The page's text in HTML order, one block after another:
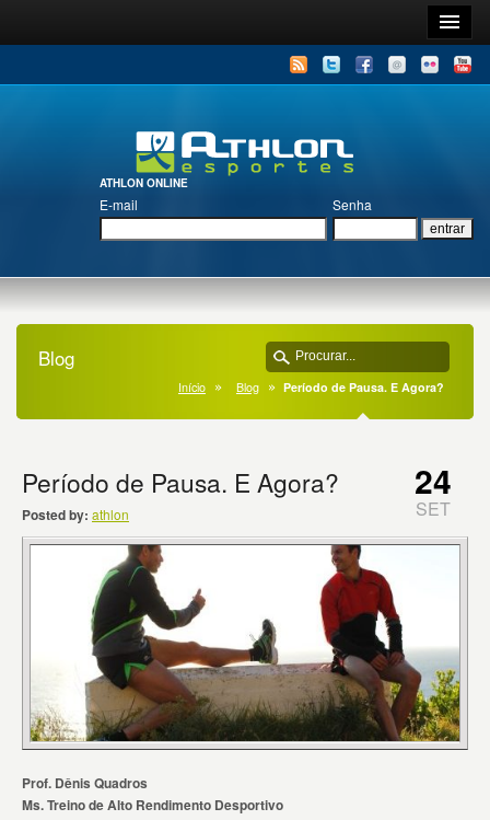
ATHLON ONLINE
E-mail Senha
Blog
Início Blog Período de Pausa. E Agora?
Período de Pausa. E Agora?
Posted by: athlon
Prof. Dênis Quadros
Ms. Treino de Alto Rendimento Desportivo
24
SET